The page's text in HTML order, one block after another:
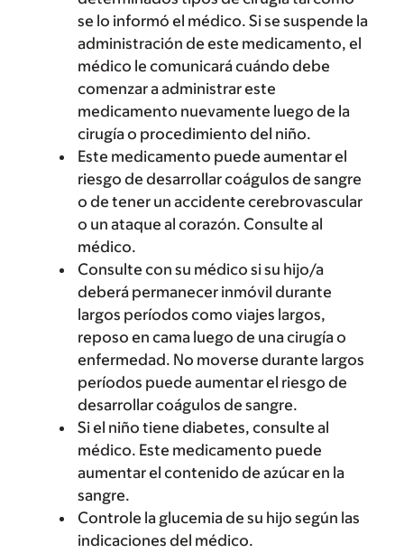
se lo informó el médico. Si se suspende la
administración de este medicamento, el
médico le comunicará cuándo debe
comenzar a administrar este
medicamento nuevamente luego de la
cirugía o procedimiento del niño.
Este medicamento puede aumentar el
riesgo de desarrollar coágulos de sangre
o de tener un accidente cerebrovascular
o un ataque al corazón. Consulte al
médico.
Consulte con su médico si su hijo/a
deberá permanecer inmóvil durante
largos períodos como viajes largos,
reposo en cama luego de una cirugía o
enfermedad. No moverse durante largos
períodos puede aumentar el riesgo de
desarrollar coágulos de sangre.
Si el niño tiene diabetes, consulte al
médico. Este medicamento puede
aumentar el contenido de azúcar en la
sangre.
Controle la glucemia de su hijo según las
indicaciones del médico.